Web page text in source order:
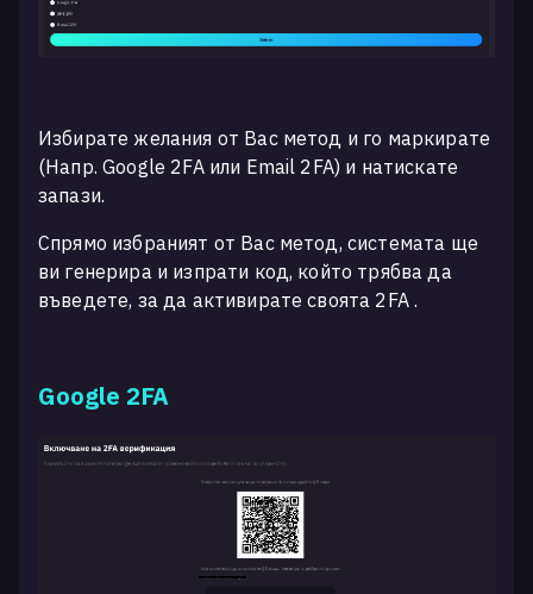
Избирате желания от Вас метод и го маркирате
(Напр. Google 2FA или Email 2FA) и натискате
запази.
Спрямо избраният от Вас метод, системата ще
ви генерира и изпрати код, който трябва да
въведете, за да активирате своята 2FA .
Google 2FA